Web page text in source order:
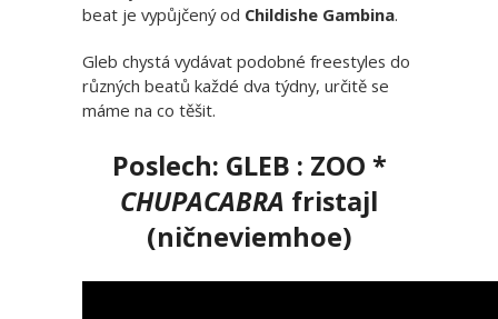
beat je vypůjčený od Childishe Gambina.
Gleb chystá vydávat podobné freestyles do
různých beatů každé dva týdny, určitě se
máme na co těšit.
Poslech: GLEB : ZOO *
CHUPACABRA fristajl
(ničneviemhoe)